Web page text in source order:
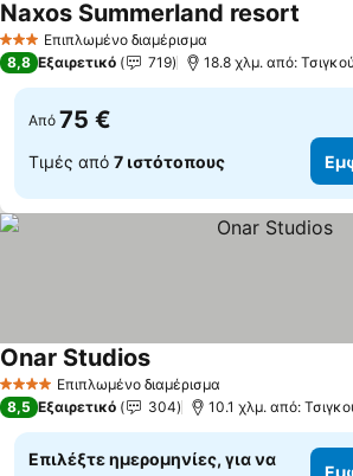
3 ΑστέριαΕπιπλωμένο διαμέρισμα
Naxos Summerland resort
8,8 Εξαιρετικό 719 18.8 χλμ. από:
Από 75 €
Τιμές από 7 ιστότοπους
4 ΑστέριαΕπιπλωμένο διαμέρισμα
Onar StudiosΕμφάνιση τιμών
8,5 Εξαιρετικό 304 10.1 χλμ. από:
Επιλέξτε ημερομηνίες, για να